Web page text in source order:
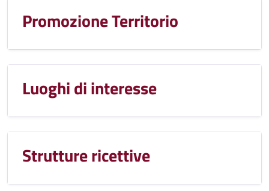
Promozione Territorio
Luoghi di interesse
Strutture ricettive